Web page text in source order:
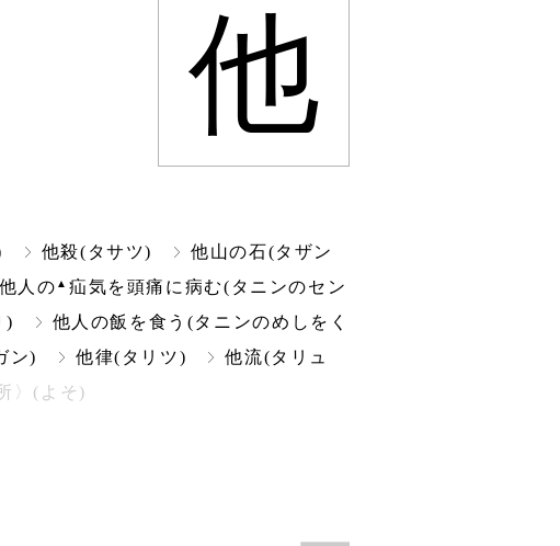
他
他殺(タサツ)
他山の石(タザン
他人の ▲疝気を頭痛に病む(タニンのセン
)
他人の飯を食う(タニンのめしをく
ン) 他律(タリツ)
他流(タリュ
〉(よそ)